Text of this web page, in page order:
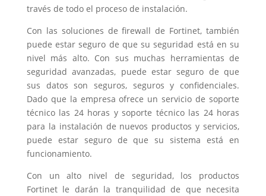
través de todo el proceso de instalación.
Con las soluciones de firewall de Fortinet, también
puede estar seguro de que su seguridad está en su
nivel más alto. Con sus muchas herramientas de
seguridad avanzadas, puede estar seguro de que
sus datos son seguros, seguros y confidenciales.
Dado que la empresa ofrece un servicio de soporte
técnico las 24 horas y soporte técnico las 24 horas
para la instalación de nuevos productos y servicios,
puede estar seguro de que su sistema está en
funcionamiento.
Con un alto nivel de seguridad, los productos
Fortinet le darán la tranquilidad de que necesita